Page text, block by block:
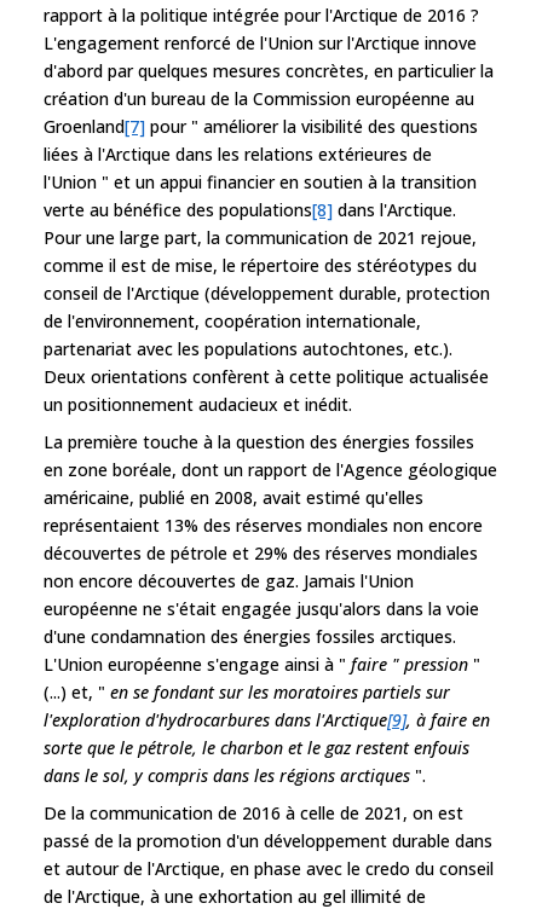
rapport à la politique intégrée pour l'Arctique de 2016 ?
L'engagement renforcé de l'Union sur l'Arctique innove
d'abord par quelques mesures concrètes, en particulier la
création d'un bureau de la Commission européenne au
Groenland[7] pour " améliorer la visibilité des questions
liées à l'Arctique dans les relations extérieures de
l'Union " et un appui financier en soutien à la transition
verte au bénéfice des populations[8] dans l'Arctique.
Pour une large part, la communication de 2021 rejoue,
comme il est de mise, le répertoire des stéréotypes du
conseil de l'Arctique (développement durable, protection
de l'environnement, coopération internationale,
partenariat avec les populations autochtones, etc.).
Deux orientations confèrent à cette politique actualisée
un positionnement audacieux et inédit.
La première touche à la question des énergies fossiles
en zone boréale, dont un rapport de l'Agence géologique
américaine, publié en 2008, avait estimé qu'elles
représentaient 13% des réserves mondiales non encore
découvertes de pétrole et 29% des réserves mondiales
non encore découvertes de gaz. Jamais l'Union
européenne ne s'était engagée jusqu'alors dans la voie
d'une condamnation des énergies fossiles arctiques.
L'Union européenne s'engage ainsi à " faire " pression "
(...) et, " en se fondant sur les moratoires partiels sur
l'exploration d'hydrocarbures dans l'Arctique[9], à faire en
sorte que le pétrole, le charbon et le gaz restent enfouis
dans le sol, y compris dans les régions arctiques ".
De la communication de 2016 à celle de 2021, on est
passé de la promotion d'un développement durable dans
et autour de l'Arctique, en phase avec le credo du conseil
de l'Arctique, à une exhortation au gel illimité de